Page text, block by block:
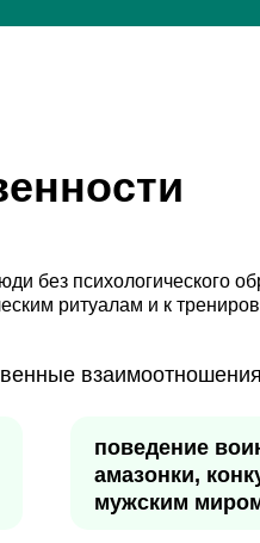
поведение
амазонки,
мужским
без психологического
ритуалам и к